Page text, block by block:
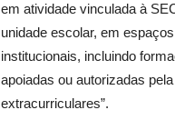
em atividade vinculada à
unidade escolar, em
institucionais, incluindo
apoiadas ou autorizadas
extracurriculares”.